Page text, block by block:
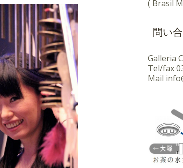
る。
ンド「世田谷ジャンボリー」でライ
リリース。
リカ音楽等をミックスしたサウンド
「カセットコンロス」のメンバーと
ー。4枚のオリジナルアルバムをリ
活動をしていたが2004年よりフリー
じめる。
ンガー「小野リサ」のツアーバンド
アー・世界各地のジャズフェスティ
( Brasil
問い
Galleria
Tel/fax
Mail